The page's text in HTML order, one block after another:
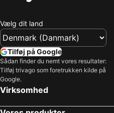
Fakkelgaarden
ibis budget Flensburg Handewitt
Direktionsvilla 1880
Hotel Historischer Krug
Hotel Gasthof Handewitt
Knurrhahn Schlafenhafen®
Bopladsen Jyndevad
Lodge am Meer
Vælg dit land
Tilføj på Google
Sådan finder du nemt vores resultater:
Tilføj trivago som foretrukken kilde på
Google.
Virksomhed